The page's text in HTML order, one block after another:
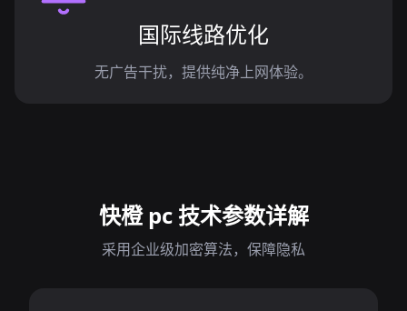
国际线路优化
无广告干扰，提供纯净上网体验。
快橙 pc 技术参数详解
采用企业级加密算法，保障隐私